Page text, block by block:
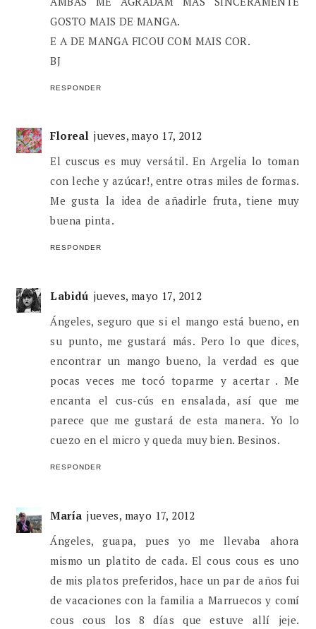
GOSTO MAIS DE MANGA.
E A DE MANGA FICOU COM MAIS COR.
BJ
RESPONDER
Floreal jueves, mayo 17, 2012
El cuscus es muy versátil. En Argelia lo toman
con leche y azúcar!, entre otras miles de formas.
Me gusta la idea de añadirle fruta, tiene muy
buena pinta.
RESPONDER
Labidú jueves, mayo 17, 2012
Ángeles, seguro que si el mango está bueno, en
su punto, me gustará más. Pero lo que dices,
encontrar un mango bueno, la verdad es que
pocas veces me tocó toparme y acertar . Me
encanta el cus-cús en ensalada, así que me
parece que me gustará de esta manera. Yo lo
cuezo en el micro y queda muy bien. Besinos.
RESPONDER
María jueves, mayo 17, 2012
Ángeles, guapa, pues yo me llevaba ahora
mismo un platito de cada. El cous cous es uno
de mis platos preferidos, hace un par de años fui
de vacaciones con la familia a Marruecos y comí
cous cous los 8 días que estuve allí jeje.